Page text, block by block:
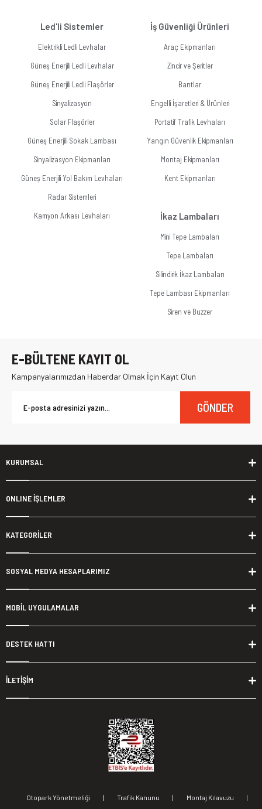
Led'li Sistemler
Elektrikli Ledli Levhalar
Güneş Enerjili Ledli Levhalar
Güneş Enerjili Ledli Flaşörler
Sinyalizasyon
Solar Flaşörler
Güneş Enerjili Sokak Lambası
Sinyalizasyon Ekipmanları
Güneş Enerjili Yol Bakım Levhaları
Radar Sistemleri
Kamyon Arkası Levhaları
İş Güvenliği Ürünleri
Araç Ekipmanları
Zincir ve Şeritler
Bantlar
Engelli İşaretleri & Ürünleri
Portatif Trafik Levhaları
Yangın Güvenlik Ekipmanları
Montaj Ekipmanları
Kent Ekipmanları
İkaz Lambaları
Mini Tepe Lambaları
Tepe Lambaları
Silindirik İkaz Lambaları
Tepe Lambası Ekipmanları
Siren ve Buzzer
E-BÜLTENE KAYIT OL
Kampanyalarımızdan Haberdar Olmak İçin Kayıt Olun
GÖNDER
KURUMSAL
ONLINE İŞLEMLER
KATEGORİLER
SOSYAL MEDYA HESAPLARIMIZ
MOBİL UYGULAMALAR
DESTEK HATTI
İLETİŞİM
Otopark Yönetmeliği | Trafik Kanunu | Montaj Kılavuzu
|